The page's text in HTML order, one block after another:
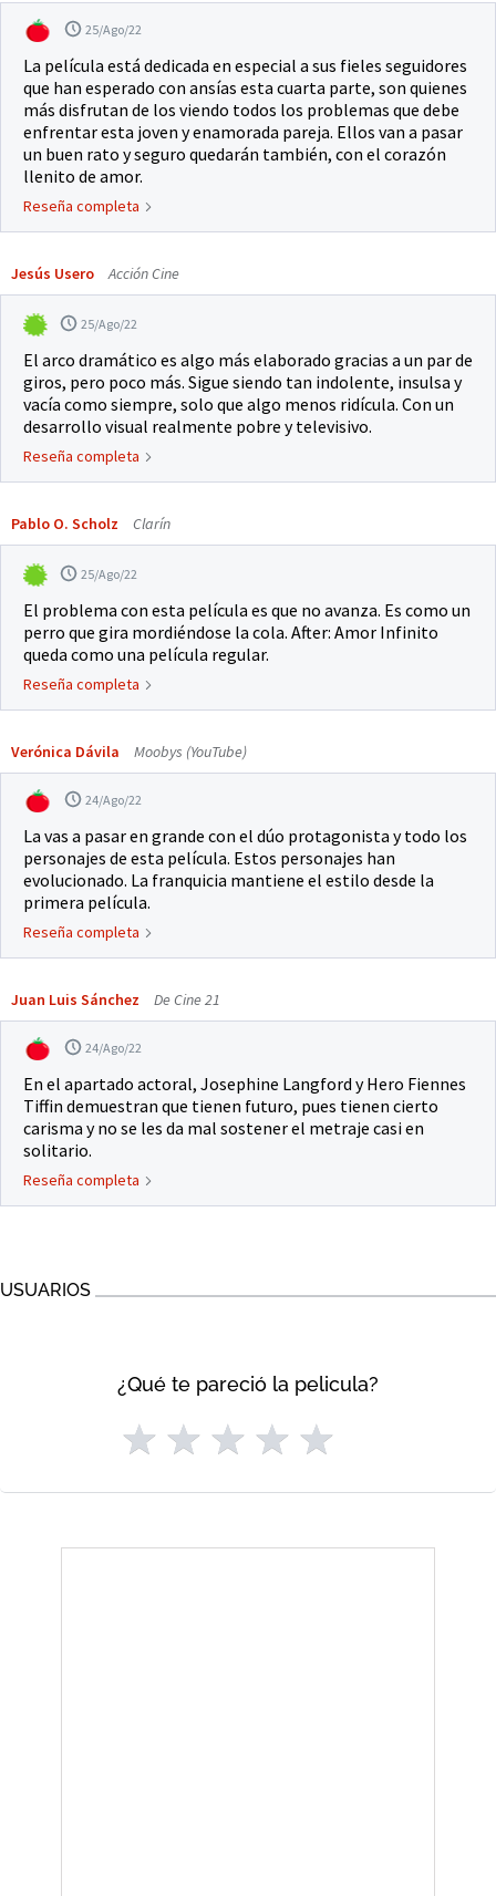
25/Ago/22
La película está dedicada en especial a sus fieles seguidores
que han esperado con ansías esta cuarta parte, son quienes
más disfrutan de los viendo todos los problemas que debe
enfrentar esta joven y enamorada pareja. Ellos van a pasar
un buen rato y seguro quedarán también, con el corazón
llenito de amor.
Reseña completa
Jesús Usero Acción Cine
25/Ago/22
El arco dramático es algo más elaborado gracias a un par de
giros, pero poco más. Sigue siendo tan indolente, insulsa y
vacía como siempre, solo que algo menos ridícula. Con un
desarrollo visual realmente pobre y televisivo.
Reseña completa
Pablo O. Scholz Clarín
25/Ago/22
El problema con esta película es que no avanza. Es como un
perro que gira mordiéndose la cola. After: Amor Infinito
queda como una película regular.
Reseña completa
Verónica Dávila Moobys (YouTube)
24/Ago/22
La vas a pasar en grande con el dúo protagonista y todo los
personajes de esta película. Estos personajes han
evolucionado. La franquicia mantiene el estilo desde la
primera película.
Reseña completa
Juan Luis Sánchez De Cine 21
24/Ago/22
En el apartado actoral, Josephine Langford y Hero Fiennes
Tiffin demuestran que tienen futuro, pues tienen cierto
carisma y no se les da mal sostener el metraje casi en
solitario.
Reseña completa
USUARIOS
¿Qué te pareció la pelicula?